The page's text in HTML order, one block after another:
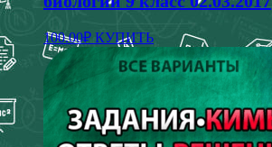
100.00₽ КУПИТЬ